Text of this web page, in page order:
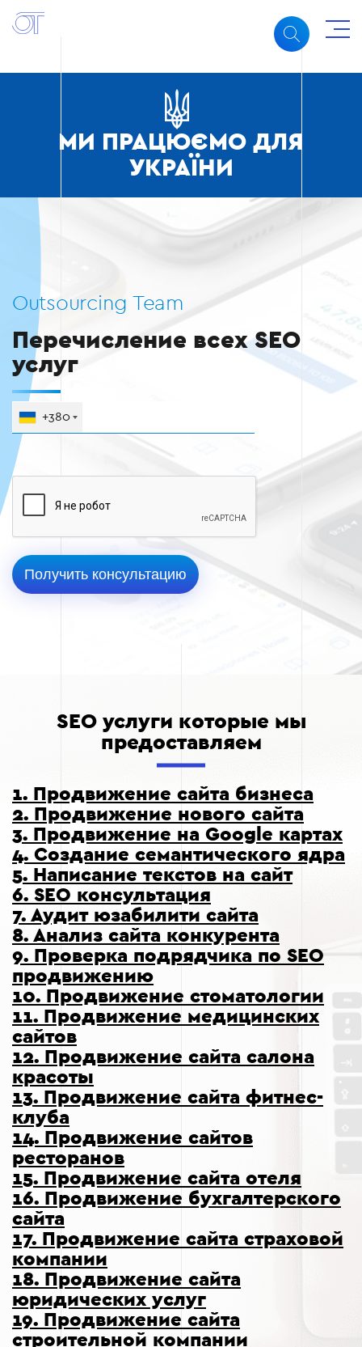
МИ ПРАЦЮЄМО ДЛЯ
УКРАЇНИ
Outsourcing Team
Перечисление всех SEO
услуг
+380
SEO услуги которые мы
предоставляем
1. Продвижение сайта бизнеса
2. Продвижение нового сайта
3. Продвижение на Google картах
4. Создание семантического ядра
5. Написание текстов на сайт
6. SEO консультация
7. Аудит юзабилити сайта
8. Анализ сайта конкурента
9. Проверка подрядчика по SEO
продвижению
10. Продвижение стоматологии
11. Продвижение медицинских
сайтов
12. Продвижение сайта салона
красоты
13. Продвижение сайта фитнес-
клуба
14. Продвижение сайтов
ресторанов
15. Продвижение сайта отеля
16. Продвижение бухгалтерского
сайта
17. Продвижение сайта страховой
компании
18. Продвижение сайта
юридических услуг
19. Продвижение сайта
строительной компании